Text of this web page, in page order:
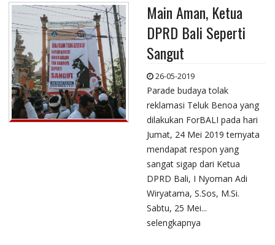
Main Aman, Ketua
DPRD Bali Seperti
Sangut
26-05-2019
Parade budaya tolak
reklamasi Teluk Benoa yang
dilakukan ForBALI pada hari
Jumat, 24 Mei 2019 ternyata
mendapat respon yang
sangat sigap dari Ketua
DPRD Bali, I Nyoman Adi
Wiryatama, S.Sos, M.Si.
Sabtu, 25 Mei...
selengkapnya